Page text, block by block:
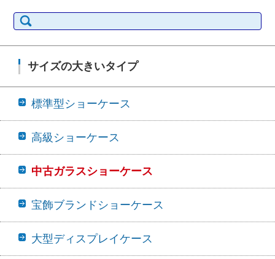
検索:
サイズの大きいタイプ
標準型ショーケース
高級ショーケース
中古ガラスショーケース
宝飾ブランドショーケース
大型ディスプレイケース